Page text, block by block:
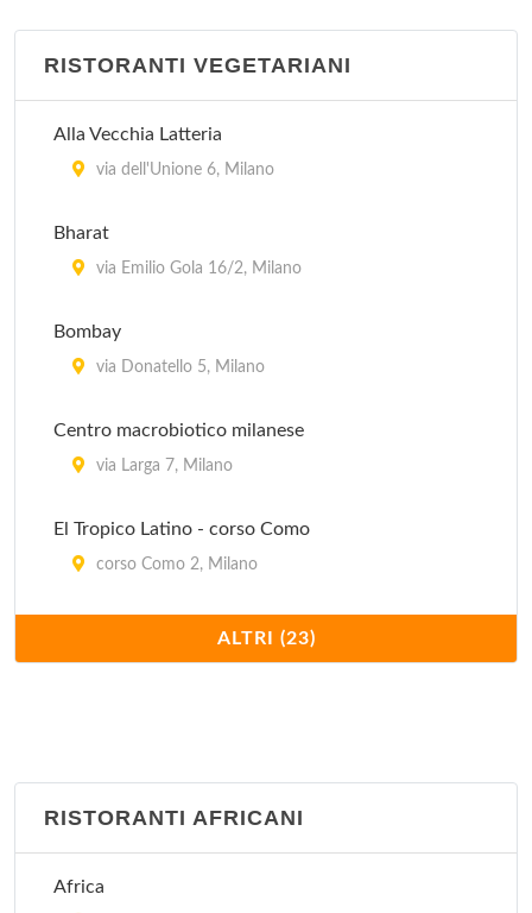
Ditirambo
Globe
Il Sole
L'Altra Pharmacia
RISTORANTI VEGETARIANI
Alla Vecchia Latteria
via dell'Unione 6, Milano
Bharat
via Emilio Gola 16/2, Milano
Bombay
via Donatello 5, Milano
Centro macrobiotico milanese
via Larga 7, Milano
El Tropico Latino - corso Como
corso Como 2, Milano
via Benedetto Marcello 93, Milano
Ikos - Il Circolo della Natura
ALTRI (23)
RISTORANTI AFRICANI
Africa